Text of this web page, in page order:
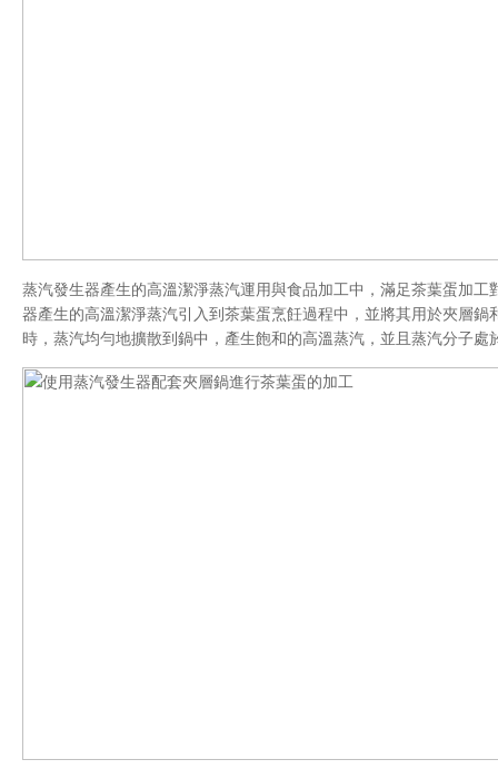
蒸汽發生器產生的高溫潔淨蒸汽運用與食品加工中，滿足茶葉蛋加工
器產生的高溫潔淨蒸汽引入到茶葉蛋烹飪過程中，並將其用於夾層
時，蒸汽均勻地擴散到鍋中，產生飽和的高溫蒸汽，並且蒸汽分子處